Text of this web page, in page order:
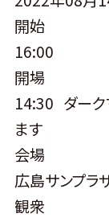
イ
ト
開始
16:00
開場
14:30 ダーク
ます
会場
広島サンプラ
観衆